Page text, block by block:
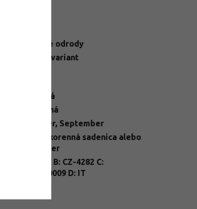
Stolové odrody
Zvoľte variant
Červená
Semenná
Október, September
prostokorenná sadenica alebo
kontajner
A: Vitis B: CZ-4282 C:
26/FP/0009 D: IT